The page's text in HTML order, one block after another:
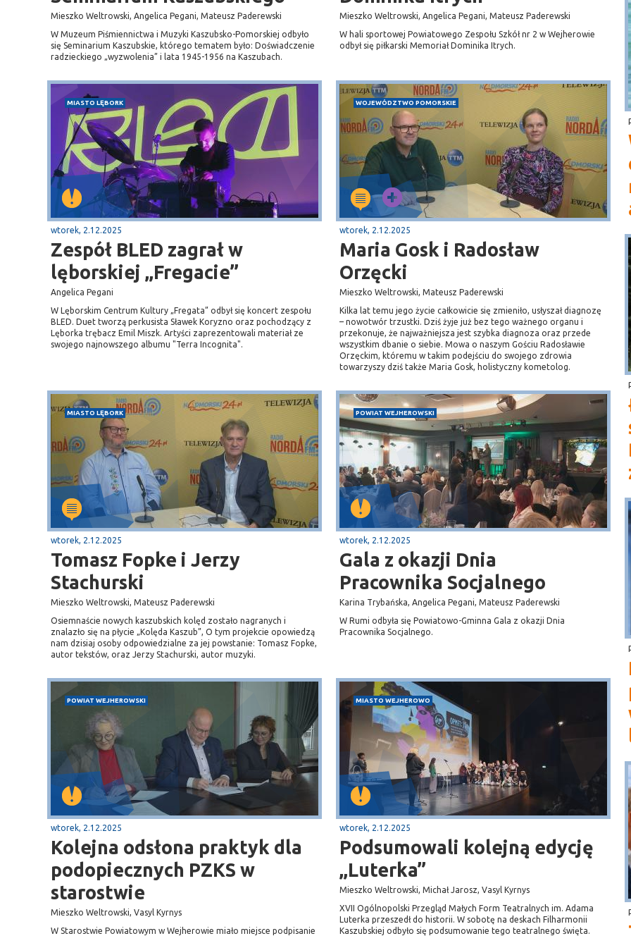
Mieszko Weltrowski, Angelica Pegani, Mateusz Paderewski
W Muzeum Piśmiennictwa i Muzyki Kaszubsko-Pomorskiej odbyło
się Seminarium Kaszubskie, którego tematem było: Doświadczenie
radzieckiego „wyzwolenia” i lata 1945-1956 na Kaszubach.
Mieszko Weltrowski, Angelica Pegani, Mateusz Paderewski
W hali sportowej Powiatowego Zespołu Szkół nr 2 w Wejherowie
odbył się piłkarski Memoriał Dominika Itrych.
MIASTO LĘBORK
wtorek, 2.12.2025
Zespół BLED zagrał w
lęborskiej „Fregacie”
Angelica Pegani
W Lęborskim Centrum Kultury „Fregata” odbył się koncert zespołu
BLED. Duet tworzą perkusista Sławek Koryzno oraz pochodzący z
Lęborka trębacz Emil Miszk. Artyści zaprezentowali materiał ze
swojego najnowszego albumu "Terra Incognita".
WOJEWÓDZTWO POMORSKIE
wtorek, 2.12.2025
Maria Gosk i Radosław
Orzęcki
Mieszko Weltrowski, Mateusz Paderewski
Kilka lat temu jego życie całkowicie się zmieniło, usłyszał diagnozę
– nowotwór trzustki. Dziś żyje już bez tego ważnego organu i
przekonuje, że najważniejsza jest szybka diagnoza oraz przede
wszystkim dbanie o siebie. Mowa o naszym Gościu Radosławie
Orzęckim, któremu w takim podejściu do swojego zdrowia
towarzyszy dziś także Maria Gosk, holistyczny kometolog.
MIASTO LĘBORK
wtorek, 2.12.2025
Tomasz Fopke i Jerzy
Stachurski
Mieszko Weltrowski, Mateusz Paderewski
Osiemnaście nowych kaszubskich kolęd zostało nagranych i
znalazło się na płycie „Kolęda Kaszub”, O tym projekcie opowiedzą
nam dzisiaj osoby odpowiedzialne za jej powstanie: Tomasz Fopke,
autor tekstów, oraz Jerzy Stachurski, autor muzyki.
POWIAT WEJHEROWSKI
wtorek, 2.12.2025
Gala z okazji Dnia
Pracownika Socjalnego
Karina Trybańska, Angelica Pegani, Mateusz Paderewski
W Rumi odbyła się Powiatowo-Gminna Gala z okazji Dnia
Pracownika Socjalnego.
POWIAT WEJHEROWSKI
wtorek, 2.12.2025
Kolejna odsłona praktyk dla
podopiecznych PZKS w
starostwie
Mieszko Weltrowski, Vasyl Kyrnys
W Starostwie Powiatowym w Wejherowie miało miejsce podpisanie
MIASTO WEJHEROWO
wtorek, 2.12.2025
Podsumowali kolejną edycję
„Luterka”
Mieszko Weltrowski, Michał Jarosz, Vasyl Kyrnys
XVII Ogólnopolski Przegląd Małych Form Teatralnych im. Adama
Luterka przeszedł do historii. W sobotę na deskach Filharmonii
Kaszubskiej odbyło się podsumowanie tego teatralnego święta.